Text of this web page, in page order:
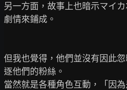
另一方面，故事上也暗示マイ
劇情來鋪成。
但我也覺得，他們並沒有因此
逐他們的粉絲。
當然就是各種角色互動，「因